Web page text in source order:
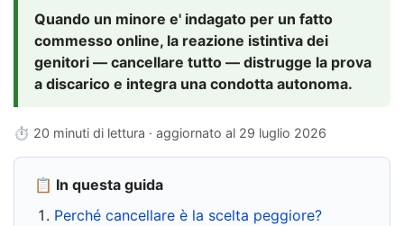
Quando un minore e' indagato per un fatto
commesso online, la reazione istintiva dei
genitori — cancellare tutto — distrugge la prova
a discarico e integra una condotta autonoma.
⏱ 20 minuti di lettura · aggiornato al 29 luglio 2026
📋 In questa guida
Perché cancellare è la scelta peggiore?